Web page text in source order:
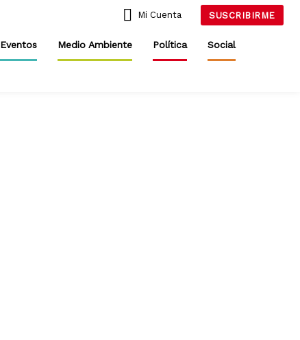
Mi Cuenta SUSCRIBIRME
Eventos Medio Ambiente Política Social